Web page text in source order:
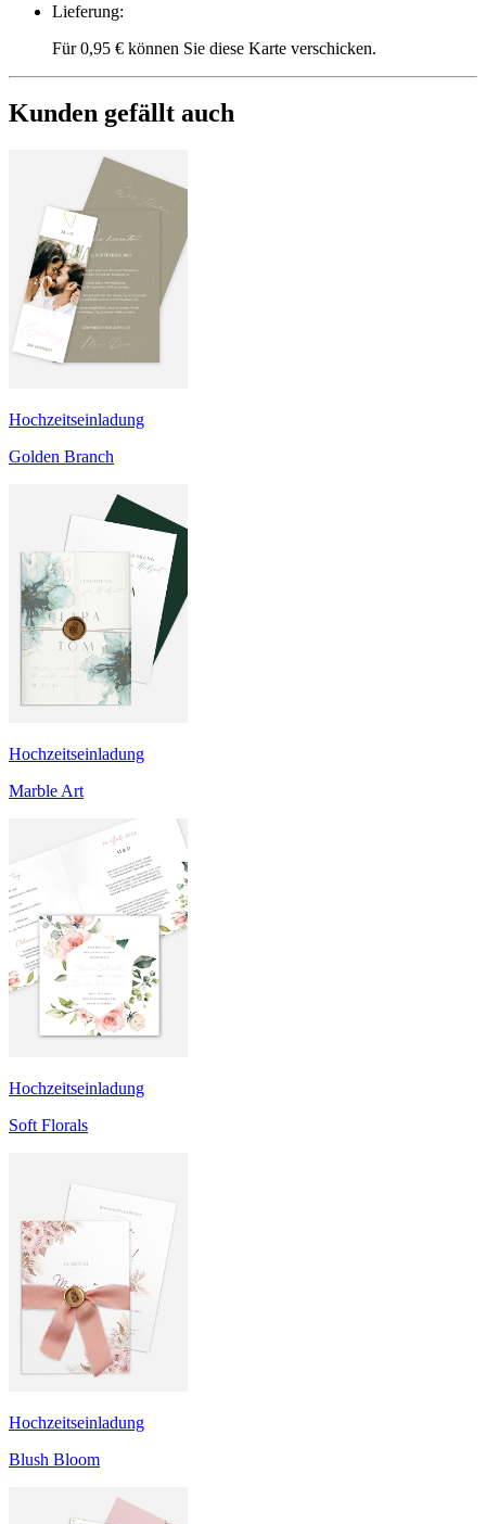
Lieferung:
Für 0,95 € können Sie diese Karte verschicken.
Kunden gefällt auch
Hochzeitseinladung
Golden Branch
Hochzeitseinladung
Marble Art
Hochzeitseinladung
Soft Florals
Hochzeitseinladung
Blush Bloom